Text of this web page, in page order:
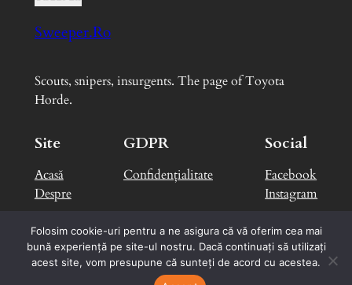
Sweeper.Ro
Scouts, snipers, insurgents. The page of Toyota
Horde.
Site
Acasă
Despre
GDPR
Confidențialitate
Social
Facebook
Instagram
Designed withWordPressbyGeorge B.
Folosim cookie-uri pentru a ne asigura că vă oferim cea mai
bună experiență pe site-ul nostru. Dacă continuați să utilizați
acest site, vom presupune că sunteți de acord cu acestea.